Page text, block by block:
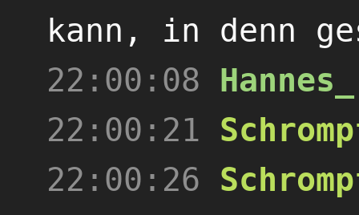
kann, in denn
22:00:08
Hannes_
22:00:21
22:00:26